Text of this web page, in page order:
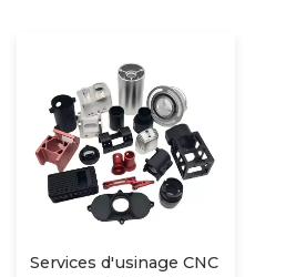
Services d'usinage CNC